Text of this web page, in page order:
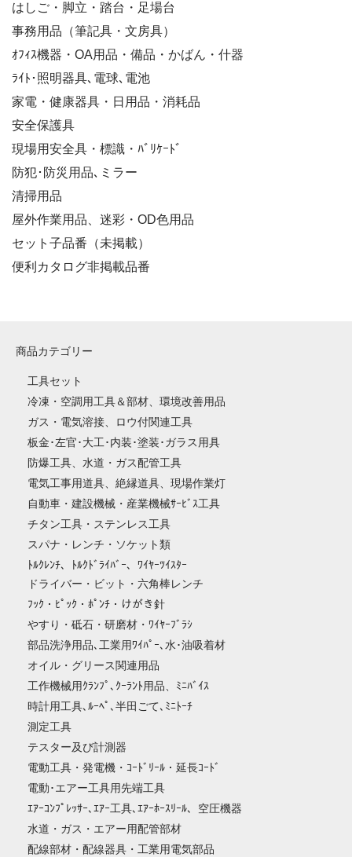
はしご・脚立・踏台・足場台
事務用品（筆記具・文房具）
ｵﾌｨｽ機器・OA用品・備品・かばん・什器
ﾗｲﾄ･照明器具､電球､電池
家電・健康器具・日用品・消耗品
安全保護具
現場用安全具・標識・ﾊﾞﾘｹｰﾄﾞ
防犯･防災用品､ミラー
清掃用品
屋外作業用品、迷彩・OD色用品
セット子品番（未掲載）
便利カタログ非掲載品番
商品カテゴリー
工具セット
冷凍・空調用工具＆部材、環境改善用品
ガス・電気溶接、ロウ付関連工具
板金･左官･大工･内装･塗装･ガラス用具
防爆工具、水道・ガス配管工具
電気工事用道具、絶縁道具、現場作業灯
自動車・建設機械・産業機械ｻｰﾋﾞｽ工具
チタン工具・ステンレス工具
スパナ・レンチ・ソケット類
ﾄﾙｸﾚﾝﾁ、ﾄﾙｸﾄﾞﾗｲﾊﾞｰ、ﾜｲﾔｰﾂｲｽﾀｰ
ドライバー・ビット・六角棒レンチ
ﾌｯｸ・ﾋﾟｯｸ・ﾎﾟﾝﾁ・けがき針
やすり・砥石・研磨材・ﾜｲﾔｰﾌﾞﾗｼ
部品洗浄用品､工業用ﾜｲﾊﾟｰ､水･油吸着材
オイル・グリース関連用品
工作機械用ｸﾗﾝﾌﾟ､ｸｰﾗﾝﾄ用品、ﾐﾆﾊﾞｲｽ
時計用工具､ﾙｰﾍﾟ､半田ごて､ﾐﾆﾄｰﾁ
測定工具
テスター及び計測器
電動工具・発電機・ｺｰﾄﾞﾘｰﾙ・延長ｺｰﾄﾞ
電動･エアー工具用先端工具
ｴｱｰｺﾝﾌﾟﾚｯｻｰ､ｴｱｰ工具､ｴｱｰﾎｰｽﾘｰﾙ、空圧機器
水道・ガス・エアー用配管部材
配線部材・配線器具・工業用電気部品